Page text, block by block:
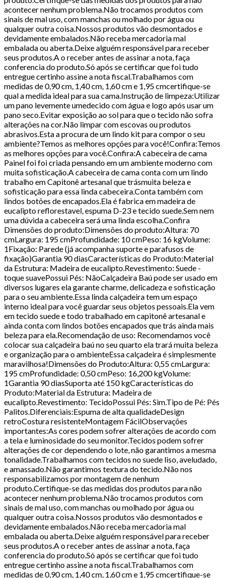
acontecer nenhum problema.Não trocamos produtos com
sinais de mal uso, com manchas ou molhado por água ou
qualquer outra coisa.Nossos produtos vão desmontados e
devidamente embalados.Não receba mercadoria mal
embalada ou aberta.Deixe alguém responsável para receber
seus produtos.A o receber antes de assinar a nota, faça
conferencia do produto.Só após se certificar que foi tudo
entregue certinho assine a nota fiscal.Trabalhamos com
medidas de 0,90 cm, 1,40 cm, 1,60 cm e 1,95 cmcertifique-se
qual a medida ideal para sua cama.Instrução de limpeza:Utilizar
um pano levemente umedecido com água e logo após usar um
pano seco.Evitar exposição ao sol para que o tecido não sofra
alterações na cor.Não limpar com escovas ou produtos
abrasivos.Esta a procura de um lindo kit para compor o seu
ambiente?Temos as melhores opções para você!Confira:Temos
as melhores opções para você.Confira:A cabeceira de cama
Painel foi foi criada pensando em um ambiente moderno com
muita sofisticação.A cabeceira de cama conta com um lindo
trabalho em Capitonê artesanal que trásmuita beleza e
sofisticação para essa linda cabeceira.Conta também com
lindos botões de encapados.Ela é fabrica em madeira de
eucalipto reflorestavel, espuma D-23 e tecido suede.Sem nem
uma dúvida a cabeceira será uma linda escolha.Confira
Dimensões do produto:Dimensões do produto:Altura: 70
cmLargura: 195 cmProfundidade: 10 cmPeso: 16 kgVolume:
1Fixação: Parede (já acompanha suporte e parafusos de
fixação)Garantia 90 diasCaracterísticas do Produto:Material
da Estrutura: Madeira de eucalipto.Revestimento: Suede -
toque suavePossui Pés: NãoCalçadeira Baú pode ser usado em
diversos lugares ela garante charme, delicadeza e sofisticação
para o seu ambiente.Essa linda calçadeira tem um espaço
interno ideal para você guardar seus objetos pessoais.Ela vem
em tecido suede e todo trabalhado em capitonê artesanal e
ainda conta com lindos botões encapados que trás ainda mais
beleza para ela.Recomendação de uso: Recomendamos você
colocar sua calçadeira baú no seu quarto ela trará muita beleza
e organização para o ambienteEssa calçadeira é simplesmente
maravilhosa!Dimensões do Produto:Altura: 0,55 cmLargura:
195 cmProfundidade: 0,50 cmPeso: 16,200 kgVolume:
1Garantia 90 diasSuporta até 150 kgCaracterísticas do
Produto:Material da Estrutura: Madeira de
eucalipto.Revestimento: TecidoPossui Pés: Sim.Tipo de Pé: Pés
Palitos.Diferenciais:Espuma de alta qualidadeDesign
retroCostura resistenteMontagem FácilObservações
importantes:As cores podem sofrer alterações de acordo com
a tela e luminosidade do seu monitor.Tecidos podem sofrer
alterações de cor dependendo o lote, não garantimos a mesma
tonalidade.Trabalhamos com tecidos no suede liso, aveludado,
e amassado.Não garantimos textura do tecido.Não nos
responsabilizamos por montagem de nenhum
produto.Certifique-se das medidas dos produtos para não
acontecer nenhum problema.Não trocamos produtos com
sinais de mal uso, com manchas ou molhado por água ou
qualquer outra coisa.Nossos produtos vão desmontados e
devidamente embalados.Não receba mercadoria mal
embalada ou aberta.Deixe alguém responsável para receber
seus produtos.A o receber antes de assinar a nota, faça
conferencia do produto.Só após se certificar que foi tudo
entregue certinho assine a nota fiscal.Trabalhamos com
medidas de 0,90 cm, 1,40 cm, 1,60 cm e 1,95 cmcertifique-se